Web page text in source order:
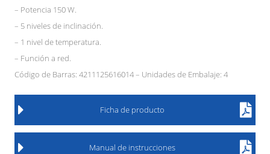
– Potencia 150 W.
– 5 niveles de inclinación.
– 1 nivel de temperatura.
– Función a red.
Código de Barras: 4211125616014 – Unidades de Embalaje: 4
Ficha de producto
Manual de instrucciones